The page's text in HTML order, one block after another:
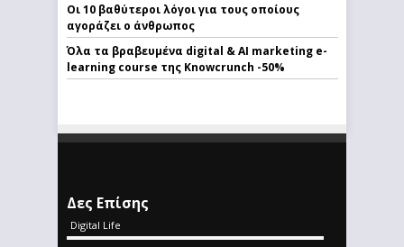
Οι 10 βαθύτεροι λόγοι για τους οποίους
αγοράζει ο άνθρωπος
Όλα τα βραβευμένα digital & AI marketing e-
learning course της Knowcrunch -50%
Δες Επίσης
Digital Life